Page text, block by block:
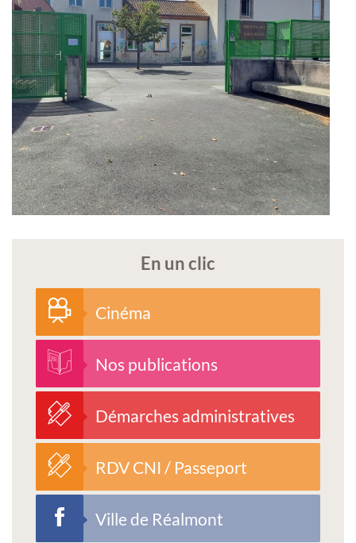
En un clic
Cinéma
Nos publications
Démarches administratives
RDV CNI / Passeport
Ville de Réalmont